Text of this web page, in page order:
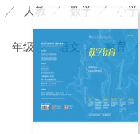
人教 数学 小学
年级 语文 教育